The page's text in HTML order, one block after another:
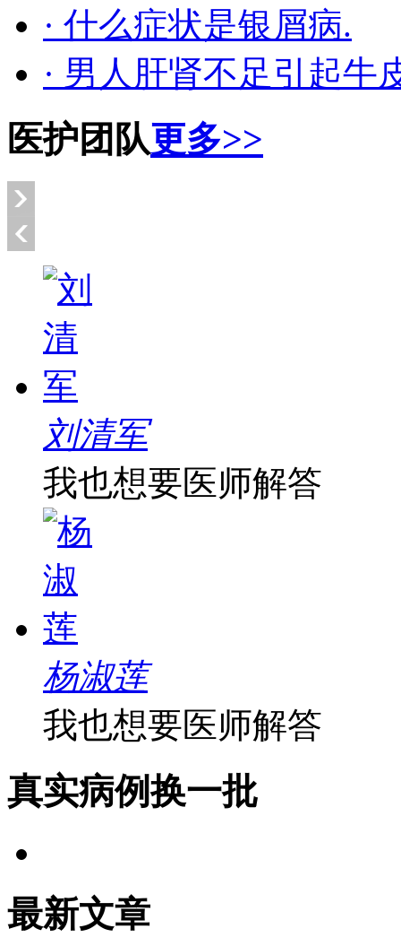
· 什么症状是银屑病.
· 男人肝肾不足引起牛
医护团队更多>>
刘清军
我也想要医师解答
杨淑莲
我也想要医师解答
真实病例换一批
最新文章